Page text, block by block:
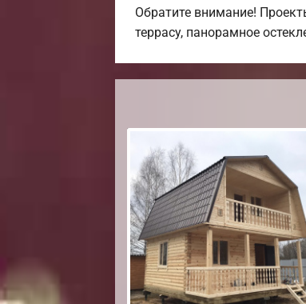
Обратите внимание!
террасу, панорамное